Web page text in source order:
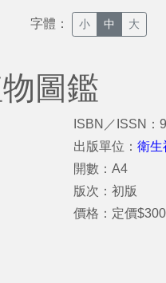
字體： 小 中 大
圖鑑
ISBN／ISSN：
出版單位：衛生
開數：A4
版次：初版
價格：定價$300